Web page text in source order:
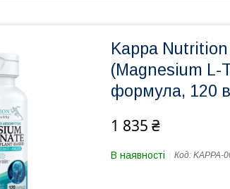
Kappa
(Magnesium L-
формула, 120
1 835 ₴
В наявності Код: KAPPA-